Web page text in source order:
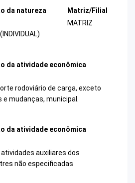
da natureza
Matriz/Filial
MATRIZ
da atividade econômica
rodoviário de carga, exceto
mudanças, municipal.
da atividade econômica
auxiliares dos
não especificadas